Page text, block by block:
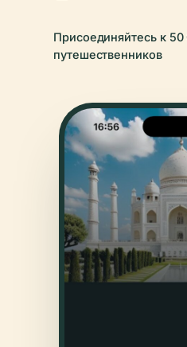
Присоединяйтесь к 50
путешественников